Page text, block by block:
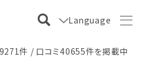
Language
件 / 口コミ40655件を掲載中